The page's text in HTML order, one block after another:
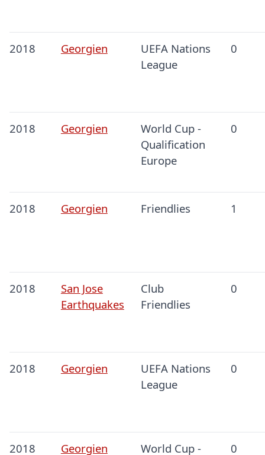
2018 Georgien
UEFA Nations
League
0
2018 Georgien
World Cup -
Qualification
Europe
0
2018 Georgien Friendlies 1
2018
San Jose
Earthquakes
Club
Friendlies
0
2018 Georgien
UEFA Nations
League
0
2018 Georgien World Cup - 0